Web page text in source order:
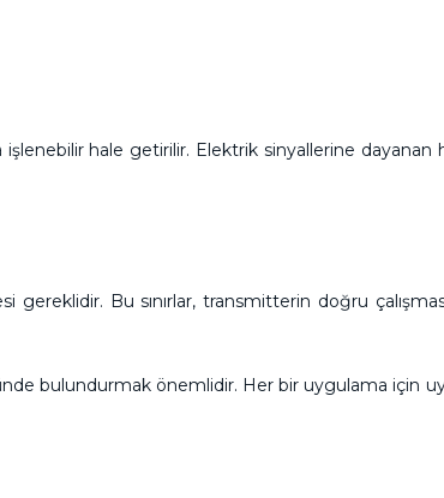
hale getirilir. Elektrik sinyallerine
Bu sınırlar, transmitterin doğru
bulundurmak önemlidir. Her bir uygulama için